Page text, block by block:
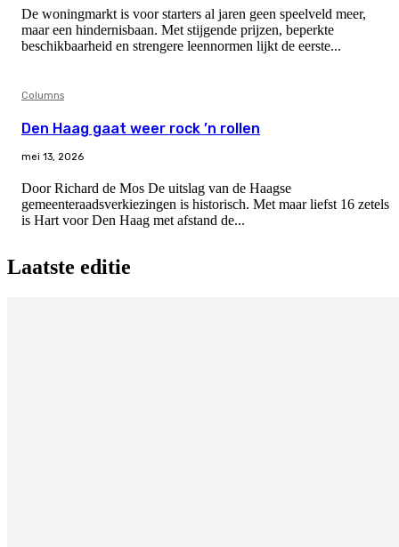
De woningmarkt is voor starters al jaren geen speelveld meer,
maar een hindernisbaan. Met stijgende prijzen, beperkte
beschikbaarheid en strengere leennormen lijkt de eerste...
Columns
Den Haag gaat weer rock ’n rollen
mei 13, 2026
Door Richard de Mos De uitslag van de Haagse
gemeenteraadsverkiezingen is historisch. Met maar liefst 16 zetels
is Hart voor Den Haag met afstand de...
Laatste editie